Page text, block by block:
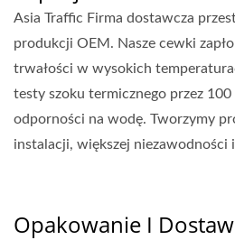
Asia Traffic Firma dostawcza
produkcji OEM. Nasze cewki
trwałości w wysokich
testy szoku termicznego przez
odporności na wodę. Tworzymy
instalacji, większej niezawodności
Opakowanie I